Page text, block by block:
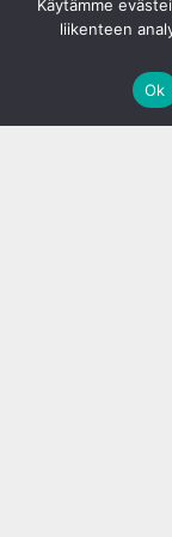
Käytämme
liikenteen
Ok